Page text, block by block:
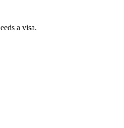
a visa.